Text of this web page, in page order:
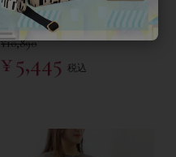
フレンチスリーブニットトップ
¥10,890
¥5,445 税込